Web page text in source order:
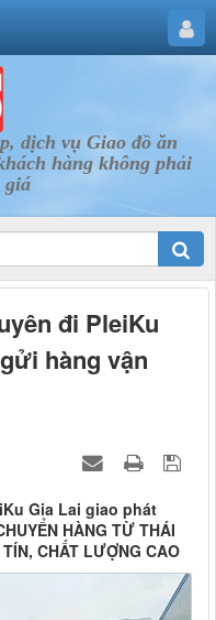
dịch vụ Giao đồ ăn
hàng không phải
giá
đi PleiKu
hàng vận
Gia Lai giao phát
HÀNG TỪ THÁI
CHẤT LƯỢNG CAO